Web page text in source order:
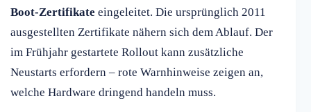
Boot-Zertifikate eingeleitet. Die ursprünglich 2011
ausgestellten Zertifikate nähern sich dem Ablauf. Der
im Frühjahr gestartete Rollout kann zusätzliche
Neustarts erfordern – rote Warnhinweise zeigen an,
welche Hardware dringend handeln muss.